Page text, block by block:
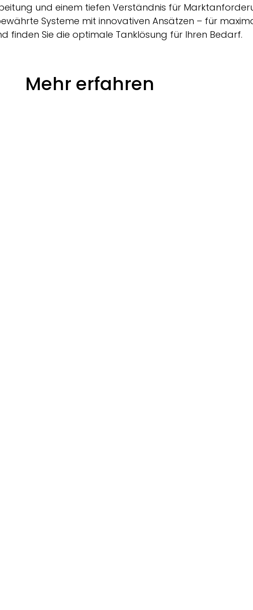
und einem tiefen Verständnis für
Systeme mit innovativen Ansätzen – für
finden Sie die optimale Tanklösung für Ihren Bedarf.
Mehr erfahren